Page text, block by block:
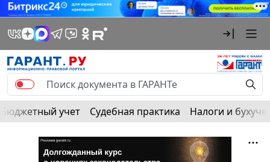
Бюджетный учет Судебная практика Налоги и